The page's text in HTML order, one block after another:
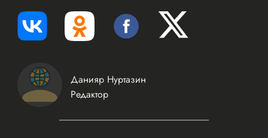
Данияр Нуртазин
Редактор